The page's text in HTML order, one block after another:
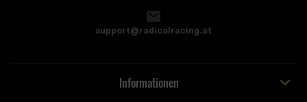
support@radicalracing.at
Informationen